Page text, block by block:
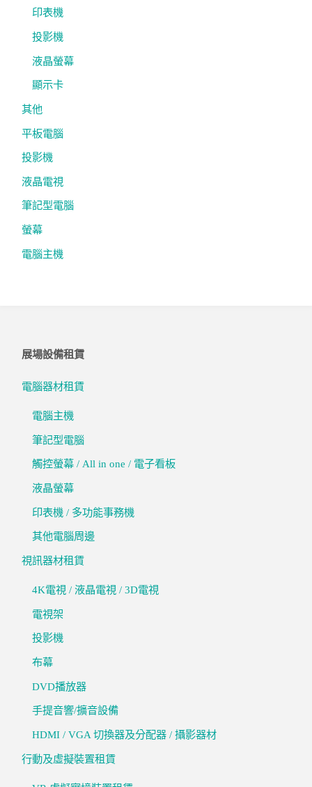
印表機
投影機
液晶螢幕
顯示卡
其他
平板電腦
投影機
液晶電視
筆記型電腦
螢幕
電腦主機
展場設備租賃
電腦器材租賃
電腦主機
筆記型電腦
觸控螢幕 / All in one / 電子看板
液晶螢幕
印表機 / 多功能事務機
其他電腦周邊
視訊器材租賃
4K電視 / 液晶電視 / 3D電視
電視架
投影機
布幕
DVD播放器
手提音響/擴音設備
HDMI / VGA 切換器及分配器 / 攝影器材
行動及虛擬裝置租賃